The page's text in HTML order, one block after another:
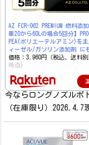
AZ FCR-062 PREMIUM 燃料添
車20から60Lの場合5回分】
PEA(ポリエーテルアミン)を
ィーゼル/ガソリン添加剤 に
価格：3,960円（税込、送料
時点)
今ならロングノズルボ
（在庫限り）2026.4.7